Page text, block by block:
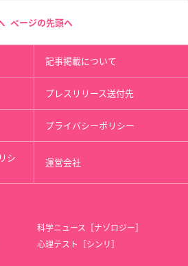
ページの先頭へ
記事掲載について
プレスリリース送付先
プライバシーポリシー
シ 運営会社
科学ニュース［ナゾロジー］
心理テスト［シンリ］